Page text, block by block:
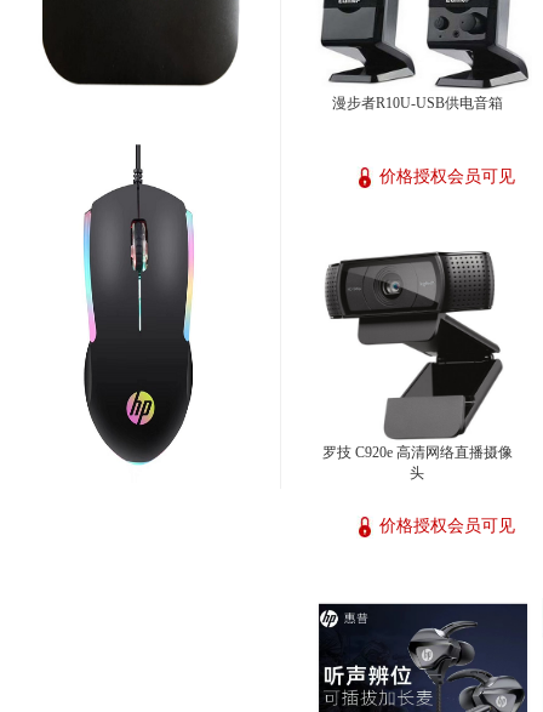
漫步者R10U-USB供电音箱
价格授权会员可见
罗技 C920e 高清网络直播摄像
头
价格授权会员可见